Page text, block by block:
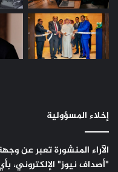
إخلاء المسؤولية
الآراء المنشورة تعبر عن
"أصداف نيوز" الإلكتروني،